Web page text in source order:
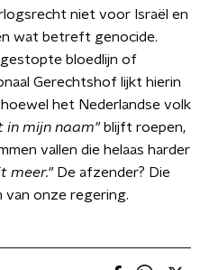
niet voor Israël en
wat betreft genocide.
bloedlijn of
Gerechtshof lijkt hierin
het Nederlandse volk
in mijn naam"blijft roepen,
vallen die helaas harder
meer."De afzender? Die
van onze regering.